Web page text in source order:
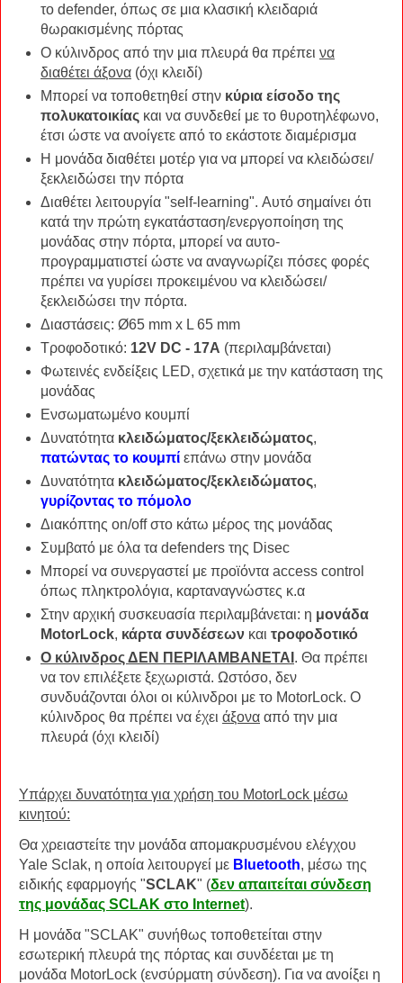
το defender, όπως σε μια κλασική κλειδαριά
θωρακισμένης πόρτας
Ο κύλινδρος από την μια πλευρά θα πρέπει να
διαθέτει άξονα (όχι κλειδί)
Μπορεί να τοποθετηθεί στην κύρια είσοδο της
πολυκατοικίας και να συνδεθεί με το θυροτηλέφωνο,
έτσι ώστε να ανοίγετε από το εκάστοτε διαμέρισμα
Η μονάδα διαθέτει μοτέρ για να μπορεί να κλειδώσει/
ξεκλειδώσει την πόρτα
Διαθέτει λειτουργία "self-learning". Αυτό σημαίνει ότι
κατά την πρώτη εγκατάσταση/ενεργοποίηση της
μονάδας στην πόρτα, μπορεί να αυτο-
προγραμματιστεί ώστε να αναγνωρίζει πόσες φορές
πρέπει να γυρίσει προκειμένου να κλειδώσει/
ξεκλειδώσει την πόρτα.
Διαστάσεις: Ø65 mm x L 65 mm
Tροφοδοτικό: 12V DC - 17A (περιλαμβάνεται)
Φωτεινές ενδείξεις LED, σχετικά με την κατάσταση της
μονάδας
Ενσωματωμένο κουμπί
Δυνατότητα κλειδώματος/ξεκλειδώματος,
πατώντας το κουμπί επάνω στην μονάδα
Δυνατότητα κλειδώματος/ξεκλειδώματος,
γυρίζοντας το πόμολο
Διακόπτης on/off στο κάτω μέρος της μονάδας
Συμβατό με όλα τα defenders της Disec
Μπορεί να συνεργαστεί με προϊόντα access control
όπως πληκτρολόγια, καρταναγνώστες κ.α
Στην αρχική συσκευασία περιλαμβάνεται: η μονάδα
MotorLock, κάρτα συνδέσεων και τροφοδοτικό
Ο κύλινδρος ΔΕΝ ΠΕΡΙΛΑΜΒΑΝΕΤΑΙ . Θα πρέπει
να τον επιλέξετε ξεχωριστά. Ωστόσο, δεν
συνδυάζονται όλοι οι κύλινδροι με το MotorLock. Ο
κύλινδρος θα πρέπει να έχει άξονα από την μια
πλευρά (όχι κλειδί)
Υπάρχει δυνατότητα για χρήση του MotorLock μέσω
κινητού:
Θα χρειαστείτε την μονάδα απομακρυσμένου ελέγχου
Yale Sclak, η οποία λειτουργεί με Bluetooth, μέσω της
ειδικής εφαρμογής "SCLAK" (δεν απαιτείται σύνδεση
της μονάδας SCLAK στο Internet).
Η μονάδα "SCLAK" συνήθως τοποθετείται στην
εσωτερική πλευρά της πόρτας και συνδέεται με τη
μονάδα MotorLock (ενσύρματη σύνδεση). Για να ανοίξει η